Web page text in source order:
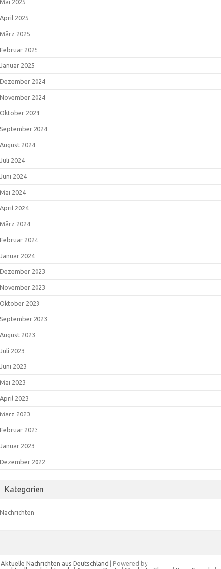
Mai 2025
April 2025
März 2025
Februar 2025
Januar 2025
Dezember 2024
November 2024
Oktober 2024
September 2024
August 2024
Juli 2024
Juni 2024
Mai 2024
April 2024
März 2024
Februar 2024
Januar 2024
Dezember 2023
November 2023
Oktober 2023
September 2023
August 2023
Juli 2023
Juni 2023
Mai 2023
April 2023
März 2023
Februar 2023
Januar 2023
Dezember 2022
Kategorien
Nachrichten
Aktuelle Nachrichten aus Deutschland | Powered by